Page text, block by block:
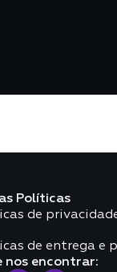
Políticas
de
de entrega e
nos encontrar: